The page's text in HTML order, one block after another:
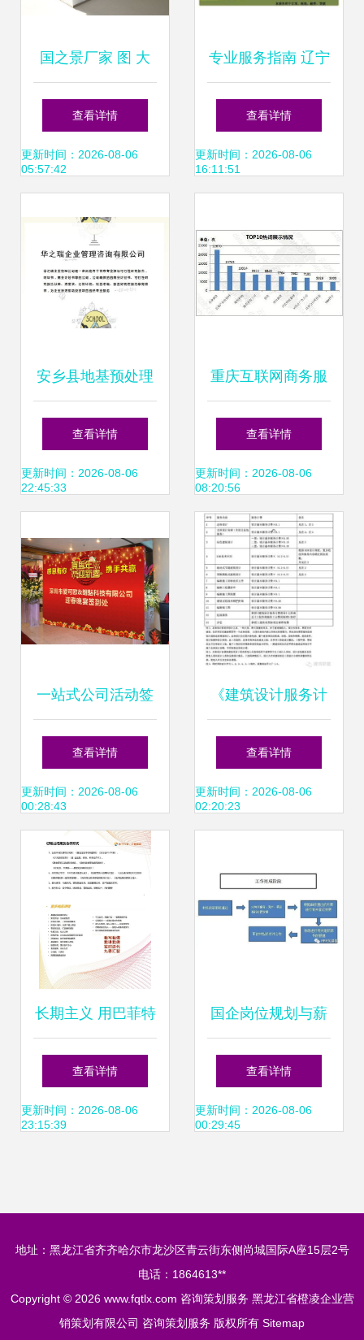
国之景厂家 图 大
堂经理台定做 宝鸡
大堂经理台
查看详情
更新时间：2026-08-06
05:57:42
专业服务指南 辽宁
抚顺项目计划书编
写与咨询策划机构
查看详情
更新时间：2026-08-06
16:11:51
安乡县地基预处理
工程投标书免费咨
询制作指南 提升中
务
查看详情
更新时间：2026-08-06
22:45:33
重庆互联网商务服
务咨询策划行业优
秀案例分析报告
（第241期）
查看详情
更新时间：2026-08-06
08:20:56
一站式公司活动签
到墙设计制作与安
装 从互动策划到完
美落地的全方位服
务
查看详情
更新时间：2026-08-06
00:28:43
《建筑设计服务计
费指导》与咨询策
划服务的模块化设
9月版本解读
查看详情
更新时间：2026-08-06
02:20:23
长期主义 用巴菲特
的智慧买基金与咨
询策划服务的精髓
查看详情
更新时间：2026-08-06
23:15:39
国企岗位规划与薪
酬绩效体系设计 中
至远咨询助您精准
查看详情
更新时间：2026-08-06
00:29:45
地址：黑龙江省齐齐哈尔市龙沙区青云街东侧尚城国际A座15层2号
电话：1864613**
Copyright © 2026 www.fqtlx.com 咨询策划服务 黑龙江省橙凌企业营
销策划有限公司 咨询策划服务 版权所有 Sitemap